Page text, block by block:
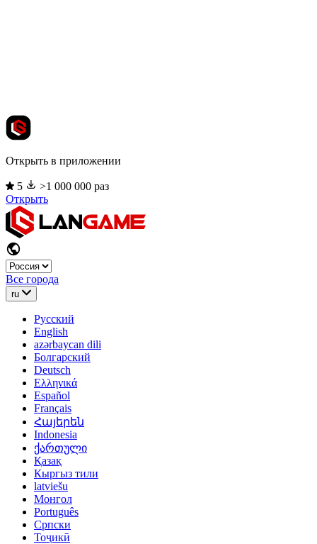
Открыть в приложении
5
>1 000 000 раз
Открыть
Все города
ru
Русский
English
azərbaycan dili
Болгарский
Deutsch
Ελληνικά
Español
Français
Հայերեն
Indonesia
ქართული
Қазақ
Кыргыз тили
latviešu
Монгол
Português
Српски
Тоҷикӣ